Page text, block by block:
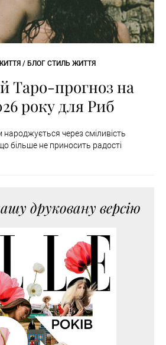
/ БЛОГ СТИЛЬ ЖИТТЯ
Таро-прогноз на
року для Риб
через сміливість
більше не приносить радості
друковану версію